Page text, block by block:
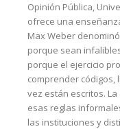
Opinión Pública,
ofrece una
Max Weber
porque sean
porque el ejercicio
comprender
vez están escritos.
esas reglas
las instituciones y